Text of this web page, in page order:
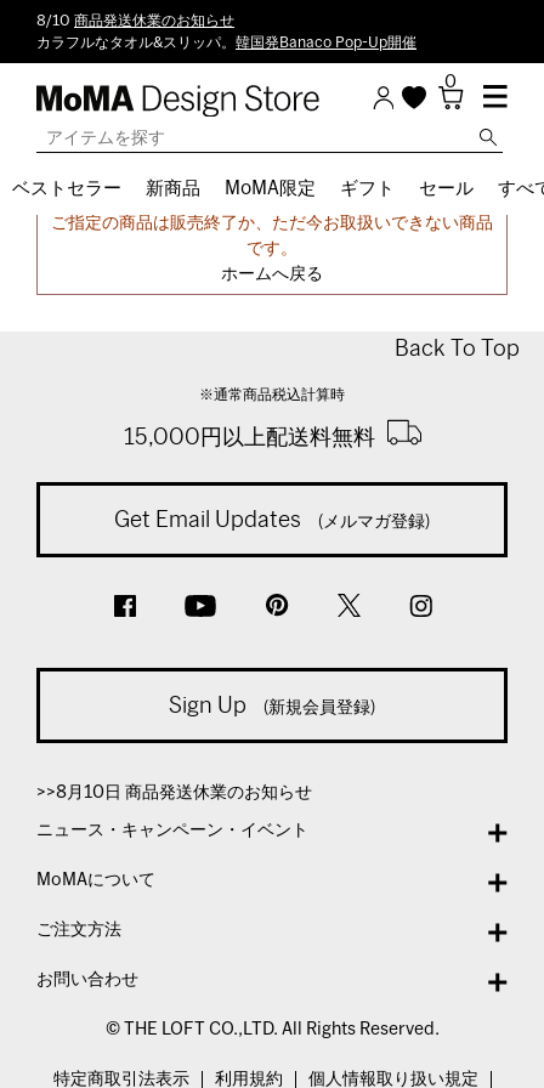
8/10 商品発送休業のお知らせ
カラフルなタオル&スリッパ。 韓国発Banaco Pop-Up開催
0
ベストセラー 新商品 MoMA限定 ギフト セール すべ
申し訳ございません。
ご指定の商品は販売終了か、ただ今お取扱いできない商品
です。
ホームへ戻る
Back To Top
※通常商品税込計算時
15,000円以上配送料無料
Get Email Updates (メルマガ登録)
Sign Up (新規会員登録)
>>8月10日 商品発送休業のお知らせ
ニュース・キャンペーン・イベント
MoMAについて
ご注文方法
お問い合わせ
© THE LOFT CO.,LTD. All Rights Reserved.
特定商取引法表示 利用規約 個人情報取り扱い規定